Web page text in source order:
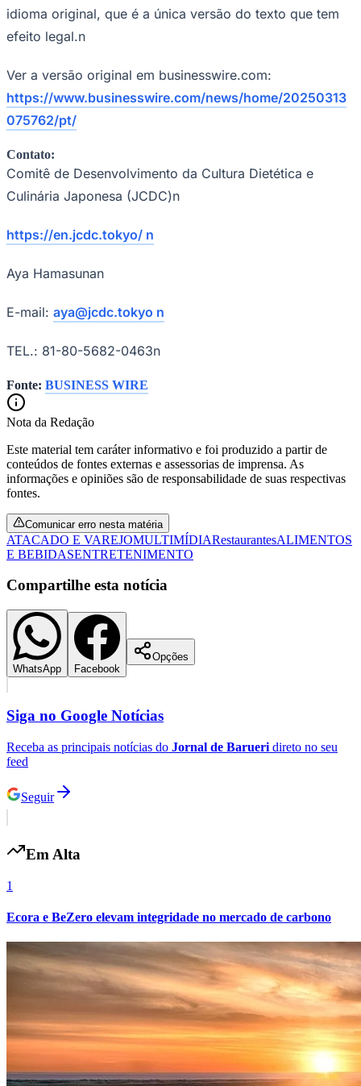
Palmeiras
idioma original, que é a única versão do texto que tem
efeito legal.n
Ver a versão original em businesswire.com:
https://www.businesswire.com/news/home/20250313
075762/pt/
Contato:
Comitê de Desenvolvimento da Cultura Dietética e
Culinária Japonesa (JCDC)n
https://en.jcdc.tokyo/ n
Aya Hamasunan
E-mail: aya@jcdc.tokyo n
TEL.: 81-80-5682-0463n
Fonte: BUSINESS WIRE
Nota da Redação
Este material tem caráter informativo e foi produzido a partir de
conteúdos de fontes externas e assessorias de imprensa. As
informações e opiniões são de responsabilidade de suas respectivas
fontes.
Comunicar erro nesta matéria
ATACADO E VAREJOMULTIMÍDIARestaurantesALIMENTOS
E BEBIDASENTRETENIMENTO
Compartilhe esta notícia
WhatsApp Facebook
Opções
Siga no Google Notícias
Receba as principais notícias do Jornal de Barueri direto no seu
feed
Seguir
Em Alta
1
Ecora e BeZero elevam integridade no mercado de carbono